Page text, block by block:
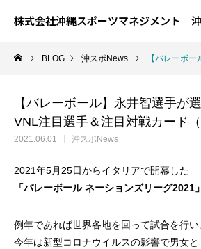
株式会社沖縄スポーツマネジメント｜
BLOG 沖スポNews 【バレーボール】永井智選
【バレーボール】永井智選手が
VNL注目選手＆注目対戦カード（
2021.06.01 沖スポNews
2021年5月25日からイタリアで開幕した
「バレーボール ネーションズリーグ2021」
例年であれば世界各地を回って試合を行い
今年は新型コロナウイルスの影響で男女